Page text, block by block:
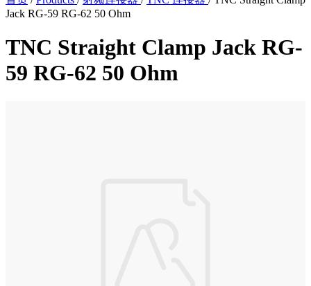
Jack RG-59 RG-62 50 Ohm
TNC Straight Clamp Jack RG-
59 RG-62 50 Ohm